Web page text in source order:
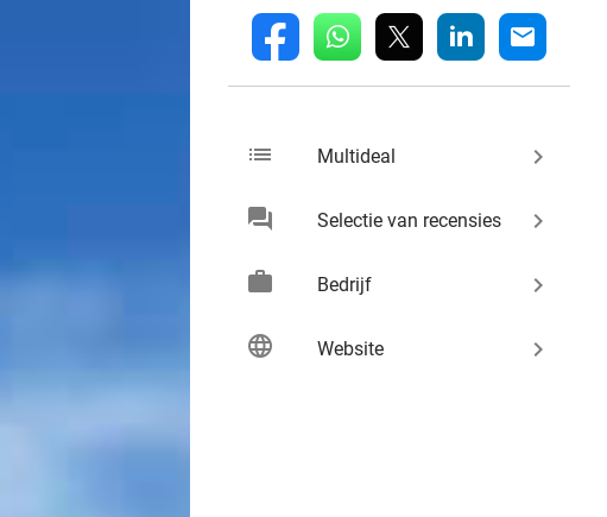
fb whatsapp linkedin mail
list Multideal keyboard_arrow_right
chat Selectie van recensies keyboard_arrow_right
work Bedrijf keyboard_arrow_right
language Website keyboard_arrow_right